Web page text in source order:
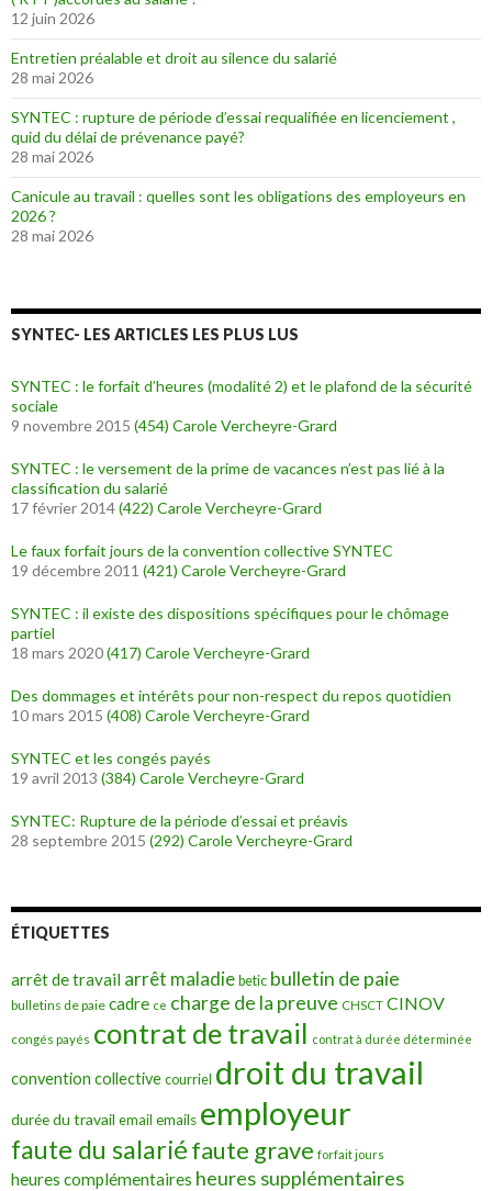
12 juin 2026
Entretien préalable et droit au silence du salarié
28 mai 2026
SYNTEC : rupture de période d’essai requalifiée en licenciement ,
quid du délai de prévenance payé?
28 mai 2026
Canicule au travail : quelles sont les obligations des employeurs en
2026 ?
28 mai 2026
SYNTEC- LES ARTICLES LES PLUS LUS
SYNTEC : le forfait d’heures (modalité 2) et le plafond de la sécurité
sociale
9 novembre 2015 (454) Carole Vercheyre-Grard
SYNTEC : le versement de la prime de vacances n’est pas lié à la
classification du salarié
17 février 2014(422) Carole Vercheyre-Grard
Le faux forfait jours de la convention collective SYNTEC
19 décembre 2011 (421) Carole Vercheyre-Grard
SYNTEC : il existe des dispositions spécifiques pour le chômage
partiel
18 mars 2020(417) Carole Vercheyre-Grard
Des dommages et intérêts pour non-respect du repos quotidien
10 mars 2015 (408) Carole Vercheyre-Grard
SYNTEC et les congés payés
19 avril 2013 (384) Carole Vercheyre-Grard
SYNTEC: Rupture de la période d’essai et préavis
28 septembre 2015 (292) Carole Vercheyre-Grard
ÉTIQUETTES
arrêt de travail arrêt maladie betic bulletin de paie
bulletins de paie cadre ce charge de la preuve CHSCT CINOV
congés payés contrat de travail contrat à durée déterminée
convention collective courriel droit du travail
durée du travail email emails employeur
faute du salariéfaute grave forfait jours
heures complémentaires heures supplémentaires